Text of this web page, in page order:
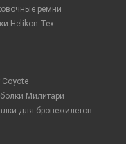
ремни
Helikon-Tex
Coyote
Милитари
для бронежилетов